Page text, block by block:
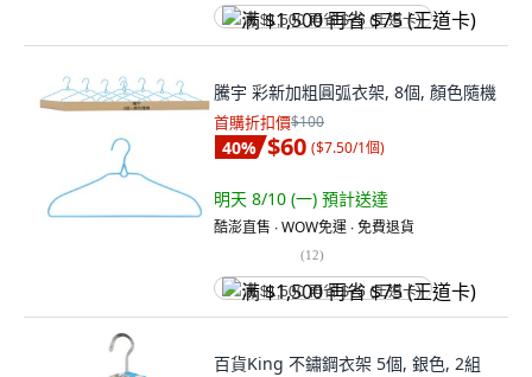
满 $1,500 再省 $75 (王道卡)
騰宇 彩新加粗圓弧衣架, 8個, 顏色隨機
首購折扣價$100
40% $60 ($7.50/1個)
明天 8/10 (一) 預計送達
酷澎直售 ∙ WOW免運 ∙ 免費退貨
(12)
满 $1,500 再省 $75 (王道卡)
百貨King 不鏽鋼衣架 5個, 銀色, 2組